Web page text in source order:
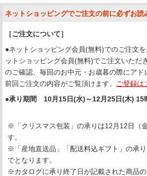
ネットショッピングでご注文の前に必ずお読
［ご注文について］
●ネットショッピング会員(無料)でのご注文
ットショッピング会員(無料)でご注文いただ
のご確認、毎回のお中元・お歳暮の際にアド
前回ご注文の内容がご覧頂けます。
ご登録は
●承り期間 10月15日(水)～12月25日(木) 15
※「クリスマス包装」の承りは12月12日（
す。
※「産地直送品」「配送料込ギフト」の承
でとなります。
※カタログに承り終了日が記載された商品